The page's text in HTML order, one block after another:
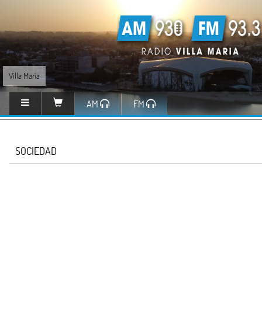
Villa María
AM FM
SOCIEDAD